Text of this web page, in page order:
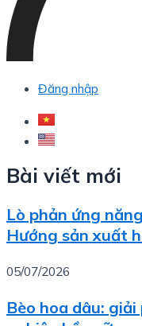
Đăng nhập
Bài viết mới
Lò phản ứng
Hướng sản xuất
05/07/2026
Bèo hoa dâu: giải